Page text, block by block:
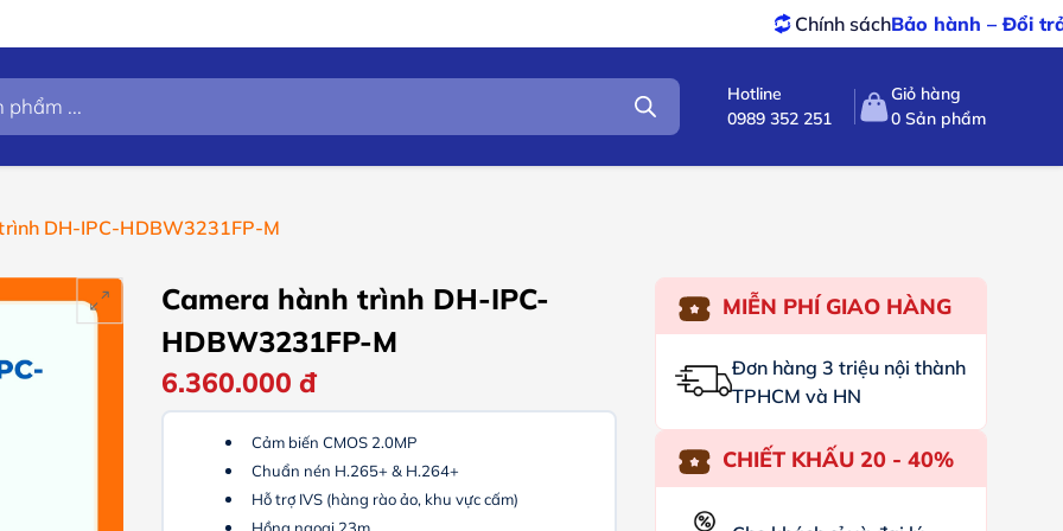
Bảo hành – Đổi trảtốt nhất
Hotline
0989 352 251
Giỏ hàng
0 Sản phẩm
DH-IPC-HDBW3231FP-M
Camera hành trình DH-IPC-
HDBW3231FP-M
6.360.000đ
Cảm biến CMOS 2.0MP
Chuẩn nén H.265+ & H.264+
Hỗ trợ IVS (hàng rào ảo, khu vực cấm)
MIỄN PHÍ GIAO HÀNG
Đơn hàng 3 triệu nội thành
TPHCM và HN
CHIẾT KHẤU 20 - 40%